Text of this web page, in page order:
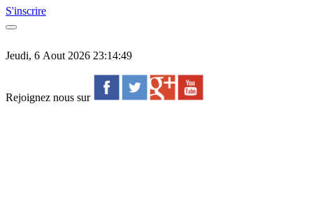
S'inscrire
Jeudi, 6 Aout 2026 23:14:49
Rejoignez nous sur